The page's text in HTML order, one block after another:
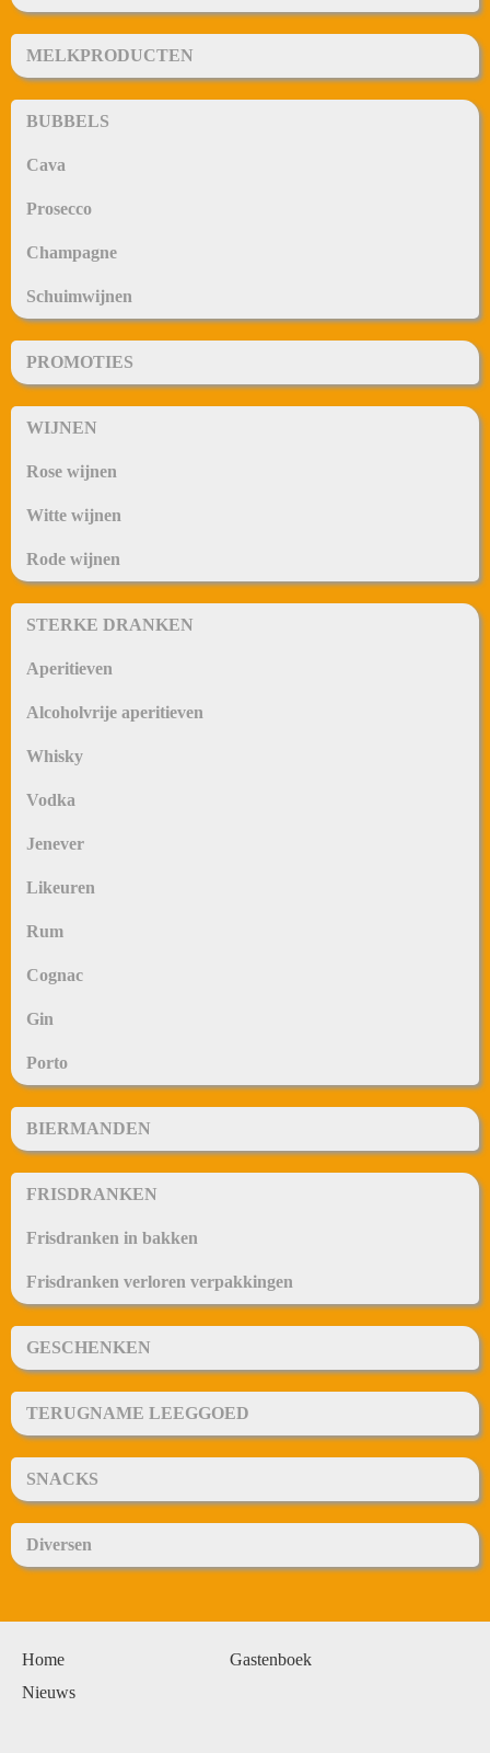
MELKPRODUCTEN
BUBBELS
Cava
Prosecco
Champagne
Schuimwijnen
PROMOTIES
WIJNEN
Rose wijnen
Witte wijnen
Rode wijnen
STERKE DRANKEN
Aperitieven
Alcoholvrije aperitieven
Whisky
Vodka
Jenever
Likeuren
Rum
Cognac
Gin
Porto
BIERMANDEN
FRISDRANKEN
Frisdranken in bakken
Frisdranken verloren verpakkingen
GESCHENKEN
TERUGNAME LEEGGOED
SNACKS
Diversen
Home
Gastenboek
Nieuws